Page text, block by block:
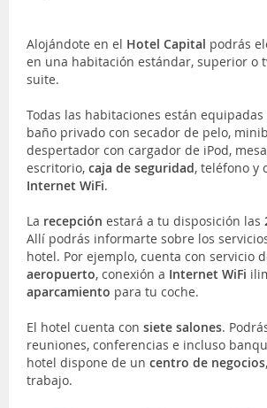
Alojándote en el Hotel Capital podrás
en una habitación estándar, superior o
suite.
Todas las habitaciones están equipadas
baño privado con secador de pelo,
despertador con cargador de iPod,
escritorio, caja de seguridad, teléfono y
Internet WiFi.
La recepción estará a tu disposición las
Allí podrás informarte sobre los
hotel. Por ejemplo, cuenta con servicio
aeropuerto, conexión a Internet WiFi
aparcamiento para tu coche.
El hotel cuenta con siete salones.
reuniones, conferencias e incluso
hotel dispone de un centro de negocios
trabajo.